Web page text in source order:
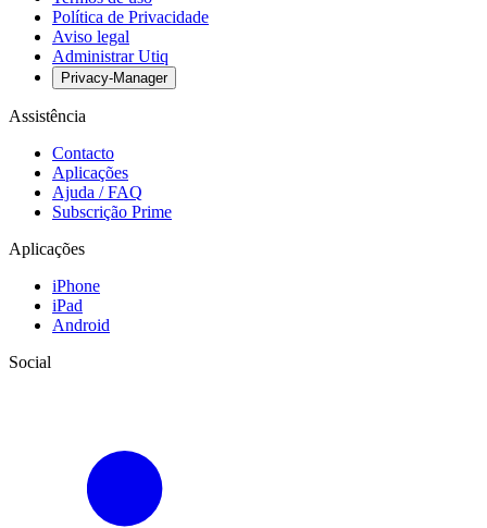
Política de Privacidade
Aviso legal
Administrar Utiq
Privacy-Manager
Assistência
Contacto
Aplicações
Ajuda / FAQ
Subscrição Prime
Aplicações
iPhone
iPad
Android
Social